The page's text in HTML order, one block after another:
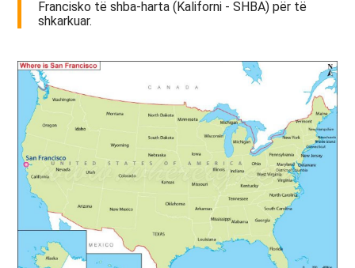
Francisko të shba-harta (Kaliforni - SHBA) për të
shkarkuar.